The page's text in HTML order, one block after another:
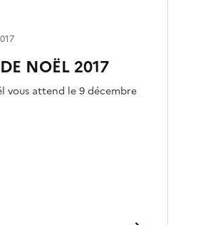
NOËL 2017
vous attend le 9 décembre